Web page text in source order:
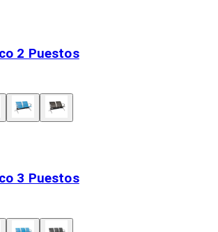
2 Puestos
3 Puestos